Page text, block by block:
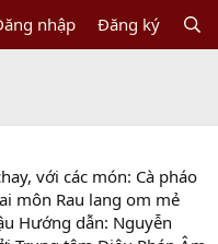
nhập Đăng ký
với các món: Cà pháo
môn Rau lang om mẻ
Hướng dẫn: Nguyễn